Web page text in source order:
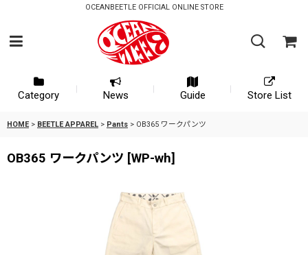
OCEANBEETLE OFFICIAL ONLINE STORE
Category News Guide Store List
HOME > BEETLE APPAREL > Pants > OB365 ワークパンツ
OB365 ワークパンツ [WP-wh]